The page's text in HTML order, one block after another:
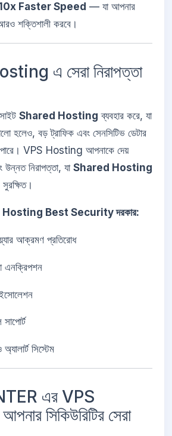
Faster Speed — যা আপনার
শক্তিশালী করবে।
এ সেরা নিরাপত্তা
Shared Hosting ব্যবহার করে, যা
হলেও, বড় ট্রাফিক এবং সেনসিটিভ ডেটার
পারে। VPS Hosting আপনাকে দেয়
উন্নত নিরাপত্তা, যা Shared Hosting
Hosting Best Security দরকার:
আক্রমণ প্রতিরোধ
এনক্রিপশন
সিস্টেম
এর VPS
সিকিউরিটির সেরা